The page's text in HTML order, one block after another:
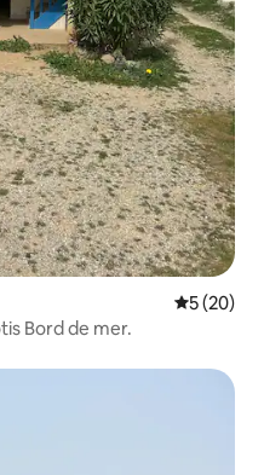
5 (20)
Gruissan plage. Chalet sur pilotis Bord de mer.